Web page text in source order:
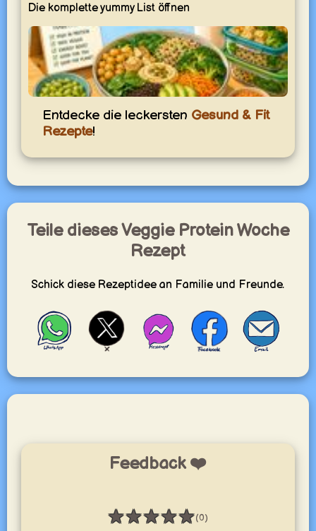
Die komplette yummy List öffnen
Veggie Protein Woche
Vegetarische Rezepte mit proteinreichen Zutaten wie
Linsen, Bohnen, Eiern, Quark, Feta oder Tofu – sättigend
Entdecke die leckersten Gesund & Fit
Rezepte!
Teile dieses Veggie Protein Woche
Rezept
Schick diese Rezeptidee an Familie und Freunde.
Feedback ❤️
★★★★★
Bewertung: 0 / 5 (0)